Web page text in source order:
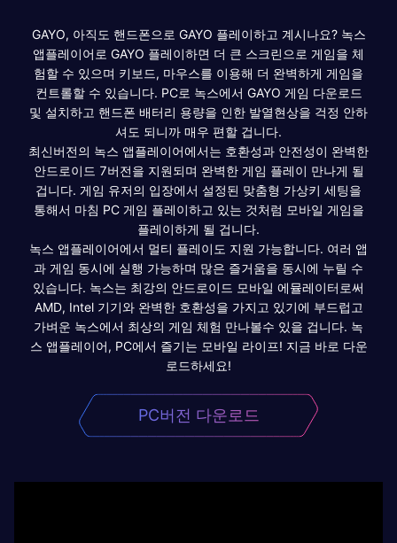
GAYO, 아직도 핸드폰으로 GAYO 플레이하고 계시나요? 녹스
앱플레이어로 GAYO 플레이하면 더 큰 스크린으로 게임을 체
험할 수 있으며 키보드, 마우스를 이용해 더 완벽하게 게임을
컨트롤할 수 있습니다. PC로 녹스에서 GAYO 게임 다운로드
및 설치하고 핸드폰 배터리 용량을 인한 발열현상을 걱정 안하
셔도 되니까 매우 편할 겁니다.
최신버전의 녹스 앱플레이어에서는 호환성과 안전성이 완벽한
안드로이드 7버전을 지원되며 완벽한 게임 플레이 만나게 될
겁니다. 게임 유저의 입장에서 설정된 맞춤형 가상키 세팅을
통해서 마침 PC 게임 플레이하고 있는 것처럼 모바일 게임을
플레이하게 될 겁니다.
녹스 앱플레이어에서 멀티 플레이도 지원 가능합니다. 여러 앱
과 게임 동시에 실행 가능하며 많은 즐거움을 동시에 누릴 수
있습니다. 녹스는 최강의 안드로이드 모바일 에뮬레이터로써
AMD, Intel 기기와 완벽한 호환성을 가지고 있기에 부드럽고
가벼운 녹스에서 최상의 게임 체험 만나볼수 있을 겁니다. 녹
스 앱플레이어, PC에서 즐기는 모바일 라이프! 지금 바로 다운
로드하세요!
PC버전 다운로드